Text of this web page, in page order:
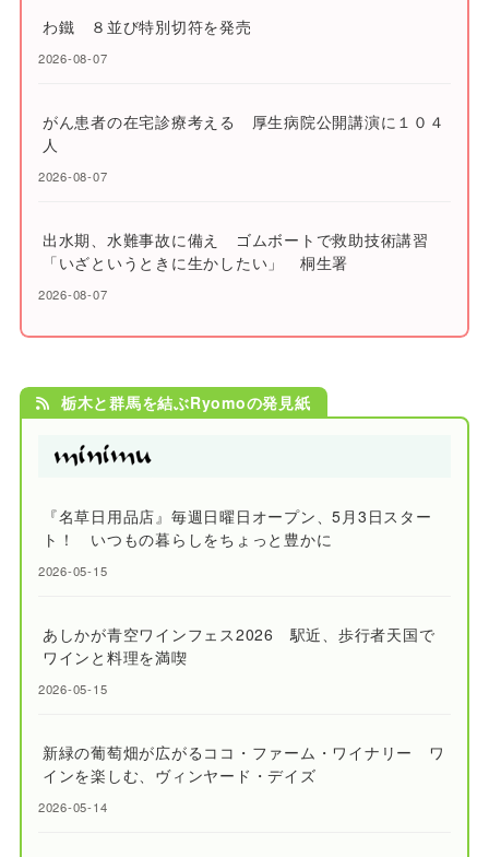
わ鐵 ８並び特別切符を発売
2026-08-07
がん患者の在宅診療考える 厚生病院公開講演に１０４
人
2026-08-07
出水期、水難事故に備え ゴムボートで救助技術講習
「いざというときに生かしたい」 桐生署
2026-08-07
栃木と群馬を結ぶRyomoの発見紙
『名草日用品店』毎週日曜日オープン、5月3日スター
ト！ いつもの暮らしをちょっと豊かに
2026-05-15
あしかが青空ワインフェス2026 駅近、歩行者天国で
ワインと料理を満喫
2026-05-15
新緑の葡萄畑が広がるココ・ファーム・ワイナリー ワ
インを楽しむ、ヴィンヤード・デイズ
2026-05-14